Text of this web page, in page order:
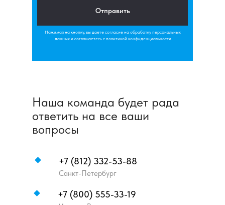
Отправить
Нажимая на кнопку, вы даете согласие на обработку персональных
данных и соглашаетесь c политикой конфиденциальности
Наша команда будет рада
ответить на все ваши
вопросы
+7 (800) 555-33-19
+7 (812) 332-53-88
Санкт-Петербург